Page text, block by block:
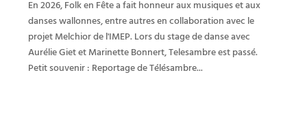
En 2026, Folk en Fête a fait honneur aux musiques et aux
danses wallonnes, entre autres en collaboration avec le
projet Melchior de l'IMEP. Lors du stage de danse avec
Aurélie Giet et Marinette Bonnert, Telesambre est passé.
Petit souvenir : Reportage de Télésambre...